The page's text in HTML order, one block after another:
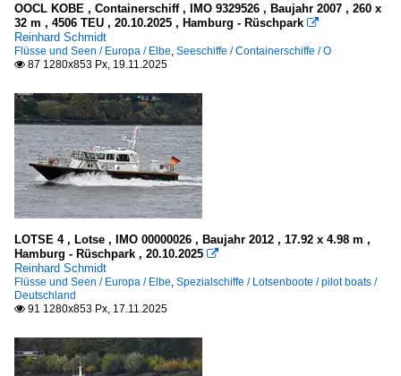
OOCL KOBE , Containerschiff , IMO 9329526 , Baujahr 2007 , 260 x
32 m , 4506 TEU , 20.10.2025 , Hamburg - Rüschpark 
Reinhard Schmidt
Flüsse und Seen / Europa / Elbe, Seeschiffe / Containerschiffe / O
 87 1280x853 Px, 19.11.2025
LOTSE 4 , Lotse , IMO 00000026 , Baujahr 2012 , 17.92 x 4.98 m ,
Hamburg - Rüschpark , 20.10.2025 
Reinhard Schmidt
Flüsse und Seen / Europa / Elbe, Spezialschiffe / Lotsenboote / pilot boats /
Deutschland
 91 1280x853 Px, 17.11.2025